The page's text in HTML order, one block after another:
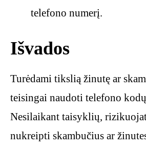
telefono numerį.
Išvados
Turėdami tikslią žinutę ar
teisingai naudoti telefono kodų
Nesilaikant taisyklių,
nukreipti skambučius ar